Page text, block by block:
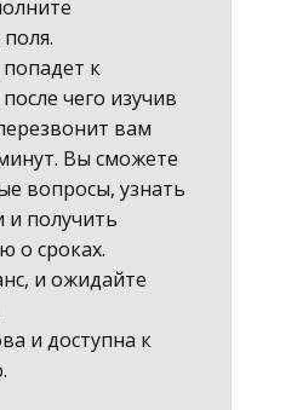
к
чего изучив
вам
Вы сможете
вопросы, узнать
и получить
о сроках.
и ожидайте
и доступна к